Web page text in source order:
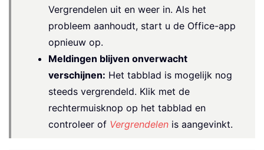
Vergrendelen uit en weer in. Als het
probleem aanhoudt, start u de Office-app
opnieuw op.
Meldingen blijven onverwacht
verschijnen: Het tabblad is mogelijk nog
steeds vergrendeld. Klik met de
rechtermuisknop op het tabblad en
controleer of Vergrendelen is aangevinkt.